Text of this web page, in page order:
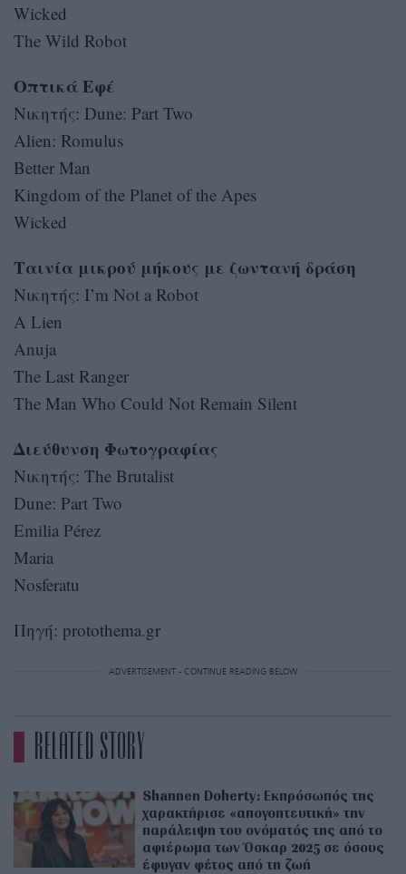
Wicked
The Wild Robot
Οπτικά Εφέ
Νικητής: Dune: Part Two
Alien: Romulus
Better Man
Kingdom of the Planet of the Apes
Wicked
Ταινία μικρού μήκους με ζωντανή δράση
Νικητής: I’m Not a Robot
A Lien
Anuja
The Last Ranger
The Man Who Could Not Remain Silent
Διεύθυνση Φωτογραφίας
Nικητής: The Brutalist
Dune: Part Two
Emilia Pérez
Maria
Nosferatu
Πηγή: protothema.gr
ADVERTISEMENT - CONTINUE READING BELOW
RELATED STORY
Shannen Doherty: Εκπρόσωπός της
χαρακτήρισε «απογοητευτική» την
παράλειψη του ονόματός της από το
αφιέρωμα των Όσκαρ 2025 σε όσους
έφυγαν φέτος από τη ζωή